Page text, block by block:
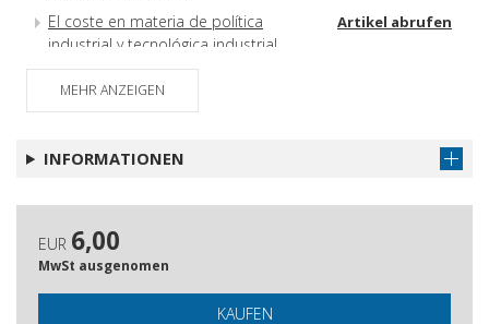
El coste en materia de política
industrial y tecnológica industrial
Artikel abrufen
centralizadora e ideológica de las
Vasco de España para el desarrollo
de la universidad vasca
Oinarrizko- eta berrikuntzak-
MEHR ANZEIGEN
INFORMATIONEN
EUR 6,00
MwSt ausgenomen
KAUFEN